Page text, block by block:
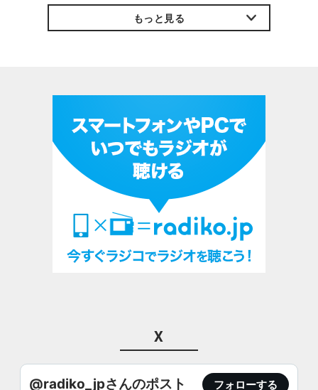
もっと見る
X
@radiko_jpさんのポスト フォローする